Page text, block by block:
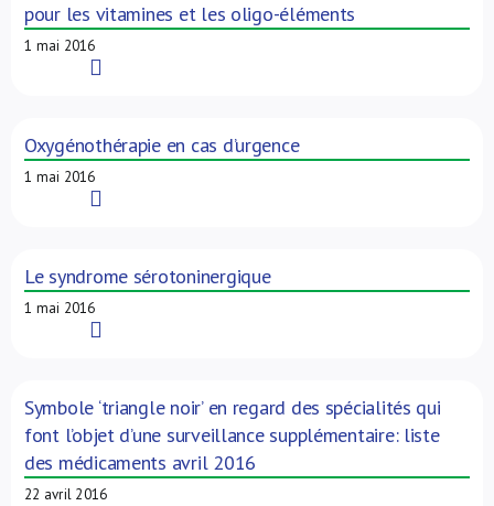
pour les vitamines et les oligo-éléments
1 mai 2016
Oxygénothérapie en cas d’urgence
1 mai 2016
Le syndrome sérotoninergique
1 mai 2016
Symbole ‘triangle noir’ en regard des spécialités qui
font l’objet d’une surveillance supplémentaire: liste
des médicaments avril 2016
22 avril 2016